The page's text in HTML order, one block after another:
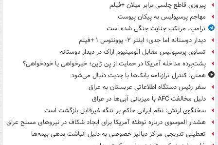
پیروزی قاطع چلسی برابر میلان +فیلم
مهاجم پرسپولیس به پیکان پیوست
ترامپ، مرتکب جنایت جنگی شده است
دیدار دوستانه اما جدی؛ اینتر ۲- یوونتوس ۱ +فیلم
تساوی پرسپولیس مقابل الومینیوم اراک در دیدار دوستانه
پشت‌پرده مداخله آمریکا در حمایت از یِن ژاپن؛ خیرخواهی یا خودخواهی؟
همتی: کنترل ترازنامه بانک‌ها با جدیت دنبال می‌شود
سفر رئیس دستگاه اطلاعاتی عربستان به عراق
دلیل مخالفت AFC با میزبانی آبی‌ها در عراق
سخنگوی ارتش: نظم ایرانی حاکم بر تنگه غیرقابل بازگشت است
هشدار الموسوی درباره توطئه آمریکا برای ایجاد شکاف در نیروهای مسلح عراق
تعطیلی تدریجی مراکز دیالیز خصوصی به دلیل انباشت بدهی بیمه‌ها